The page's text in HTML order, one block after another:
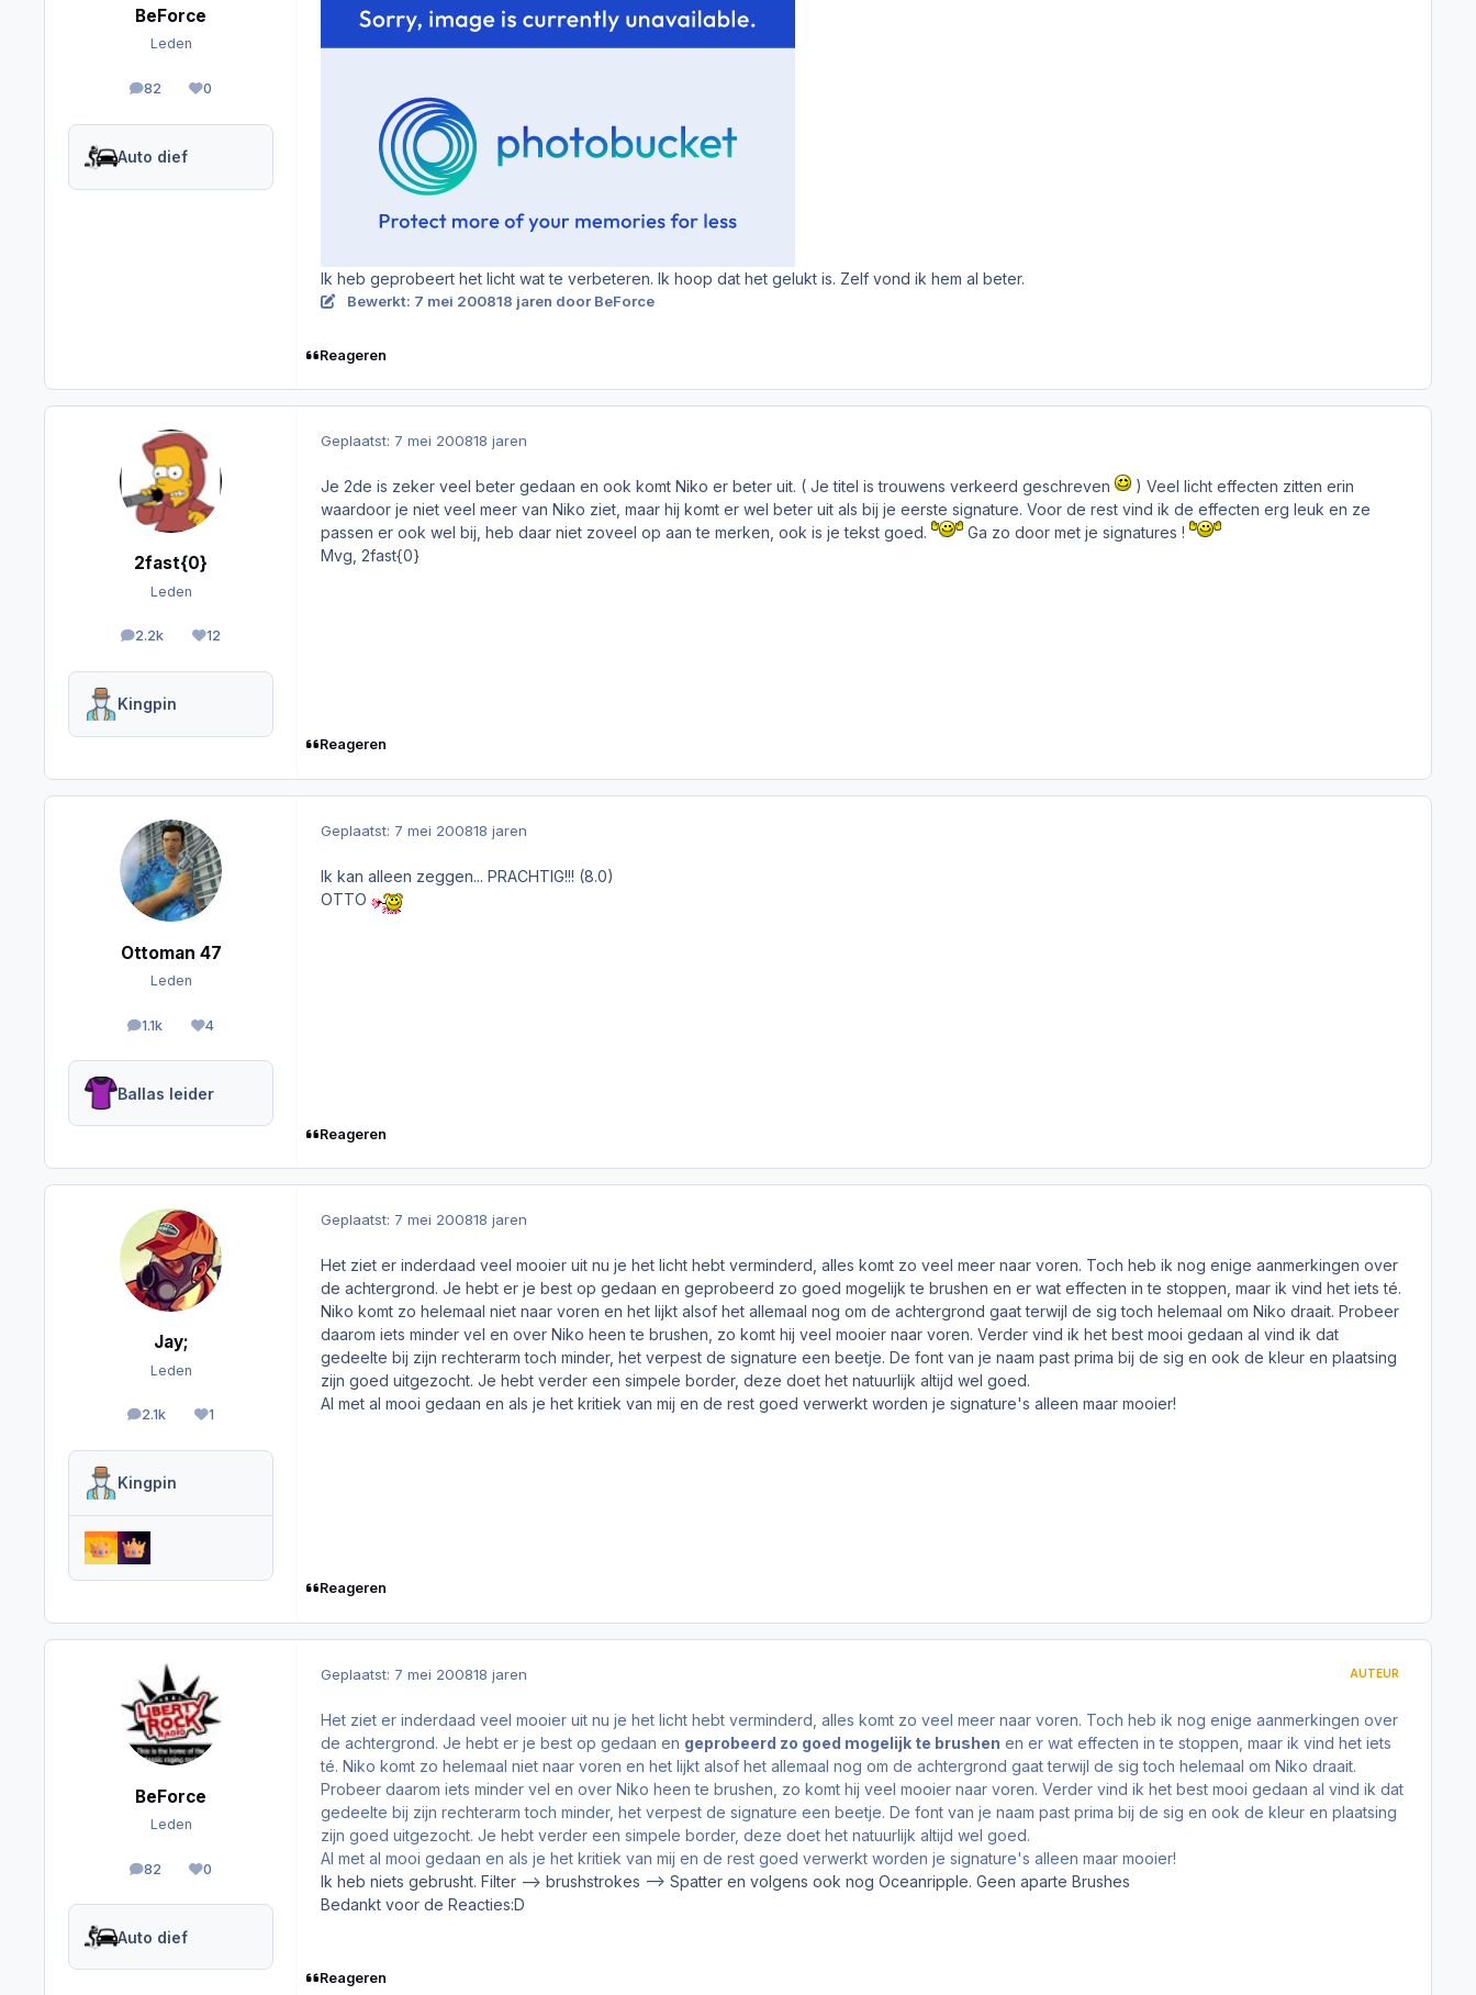
BeForce
Leden
82
berichten0
Reputation
Auto dief
Ik heb geprobeert het licht wat te verbeteren. Ik hoop dat het gelukt is. Zelf vond ik hem al beter.
Bewerkt: 7 mei 200818 jaren door BeForce
Reageren
2fast{0}
Leden
2.2k
berichten12
Reputation
Kingpin
Geplaatst: 7 mei 200818 jaren
Je 2de is zeker veel beter gedaan en ook komt Niko er beter uit. ( Je titel is trouwens verkeerd geschreven
) Veel licht effecten zitten erin
waardoor je niet veel meer van Niko ziet, maar hij komt er wel beter uit als bij je eerste signature. Voor de rest vind ik de effecten erg leuk en ze
passen er ook wel bij, heb daar niet zoveel op aan te merken, ook is je tekst goed.
Ga zo door met je signatures !
Mvg, 2fast{0}
Reageren
Ottoman 47
Leden
1.1k
berichten4
Reputation
Ballas leider
Geplaatst: 7 mei 200818 jaren
Ik kan alleen zeggen... PRACHTIG!!! (8.0)
OTTO
Reageren
Jay;
Leden
2.1k
berichten1
Reputation
Kingpin
Geplaatst: 7 mei 200818 jaren
Het ziet er inderdaad veel mooier uit nu je het licht hebt verminderd, alles komt zo veel meer naar voren. Toch heb ik nog enige aanmerkingen over
de achtergrond. Je hebt er je best op gedaan en geprobeerd zo goed mogelijk te brushen en er wat effecten in te stoppen, maar ik vind het iets té.
Niko komt zo helemaal niet naar voren en het lijkt alsof het allemaal nog om de achtergrond gaat terwijl de sig toch helemaal om Niko draait. Probeer
daarom iets minder vel en over Niko heen te brushen, zo komt hij veel mooier naar voren. Verder vind ik het best mooi gedaan al vind ik dat
gedeelte bij zijn rechterarm toch minder, het verpest de signature een beetje. De font van je naam past prima bij de sig en ook de kleur en plaatsing
zijn goed uitgezocht. Je hebt verder een simpele border, deze doet het natuurlijk altijd wel goed.
Al met al mooi gedaan en als je het kritiek van mij en de rest goed verwerkt worden je signature's alleen maar mooier!
Reageren
BeForce
Leden
82
berichten0
Reputation
Auto dief
Geplaatst: 7 mei 200818 jaren AUTEUR
Het ziet er inderdaad veel mooier uit nu je het licht hebt verminderd, alles komt zo veel meer naar voren. Toch heb ik nog enige aanmerkingen over
de achtergrond. Je hebt er je best op gedaan en geprobeerd zo goed mogelijk te brushen en er wat effecten in te stoppen, maar ik vind het iets
té. Niko komt zo helemaal niet naar voren en het lijkt alsof het allemaal nog om de achtergrond gaat terwijl de sig toch helemaal om Niko draait.
Probeer daarom iets minder vel en over Niko heen te brushen, zo komt hij veel mooier naar voren. Verder vind ik het best mooi gedaan al vind ik dat
gedeelte bij zijn rechterarm toch minder, het verpest de signature een beetje. De font van je naam past prima bij de sig en ook de kleur en plaatsing
zijn goed uitgezocht. Je hebt verder een simpele border, deze doet het natuurlijk altijd wel goed.
Al met al mooi gedaan en als je het kritiek van mij en de rest goed verwerkt worden je signature's alleen maar mooier!
Ik heb niets gebrusht. Filter --> brushstrokes --> Spatter en volgens ook nog Oceanripple. Geen aparte Brushes
Bedankt voor de Reacties:D
Reageren